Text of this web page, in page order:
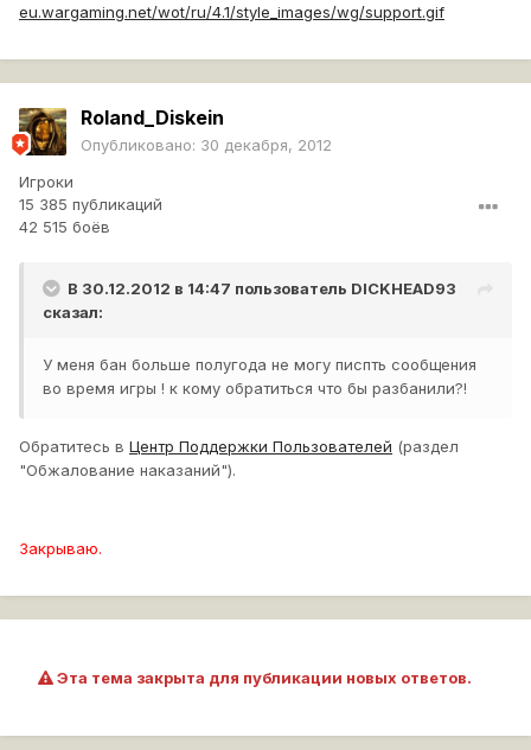
eu.wargaming.net/wot/ru/4.1/style_images/wg/support.gif
Roland_Diskein
Опубликовано: 30 декабря, 2012
Игроки
15 385 публикаций
42 515 боёв
В 30.12.2012 в 14:47 пользователь DICKHEAD93
сказал:
У меня бан больше полугода не могу писпть сообщения
во время игры ! к кому обратиться что бы разбанили?!
Обратитесь в Центр Поддержки Пользователей (раздел
"Обжалование наказаний").
Закрываю.
Эта тема закрыта для публикации новых ответов.